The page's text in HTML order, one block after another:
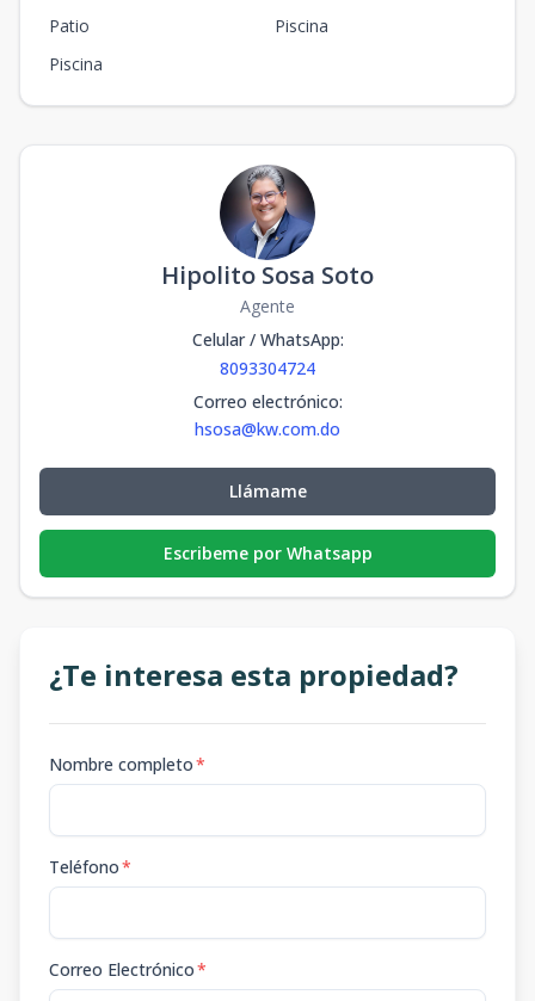
Patio
Piscina
Piscina
Hipolito Sosa Soto
Agente
Celular / WhatsApp:
8093304724
Correo electrónico:
hsosa@kw.com.do
Llámame
Escribeme por Whatsapp
¿Te interesa esta propiedad?
Nombre completo*
Teléfono*
Correo Electrónico*